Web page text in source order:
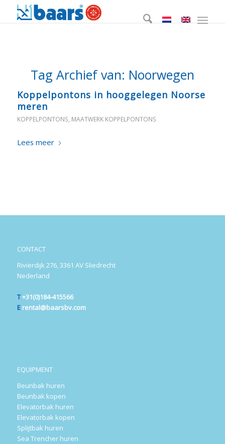
Tag Archief van: Noorwegen
Koppelpontons in hooggelegen Noorse
meren
KOPPELPONTONS, MAATWERK KOPPELPONTONS
Lees meer
CONTACT
Rivierdijk 276, 3361 AV Sliedrecht
Nederland
T+31(0)184-415566
E rental@baarsbv.com
EQUIPMENT
Beunbak huren
Beunbak kopen
Elevatorbak huren
Elevatorbak kopen
Splijtbak huren
Sea Trencher huren